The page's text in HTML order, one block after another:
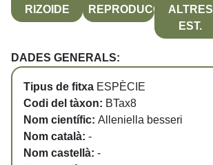
RIZOIDE REPRODUCCIÓALTRES
EST.
DADES GENERALS:
Tipus de fitxa ESPÈCIE
Codi del tàxon: BTax8
Nom científic: Alleniella besseri
Nom català: -
Nom castellà: -